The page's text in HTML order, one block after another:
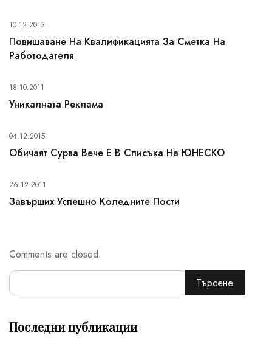
10.12.2013
Повишаване На Квалификацията За Сметка На
Работодателя
18.10.2011
Уникалната Реклама
04.12.2015
Обичаят Сурва Вече Е В Списъка На ЮНЕСКО
26.12.2011
Завърших Успешно Коледните Пости
Comments are closed.
Търсене
Последни публикации